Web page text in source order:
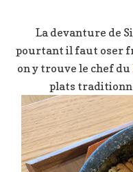
La devanture de
pourtant il faut oser
on y trouve le chef du
plats